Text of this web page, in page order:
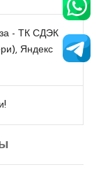
- ТК СДЭК
Яндекс